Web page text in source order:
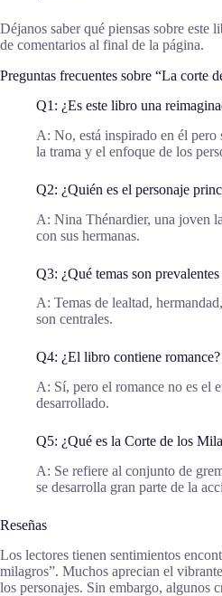
Déjanos saber qué piensas sobre este
de comentarios al final de la página.
Preguntas frecuentes sobre “La corte
Q1: ¿Es este libro una
A: No, está inspirado en él pero
la trama y el enfoque de los
Q2: ¿Quién es el personaje
A: Nina Thénardier, una joven
con sus hermanas.
Q3: ¿Qué temas son
A: Temas de lealtad,
son centrales.
Q4: ¿El libro contiene romance?
A: Sí, pero el romance no es el
desarrollado.
Q5: ¿Qué es la Corte de los
A: Se refiere al conjunto de
se desarrolla gran parte de la
Reseñas
Los lectores tienen sentimientos
milagros”. Muchos aprecian el
los personajes. Sin embargo, algunos